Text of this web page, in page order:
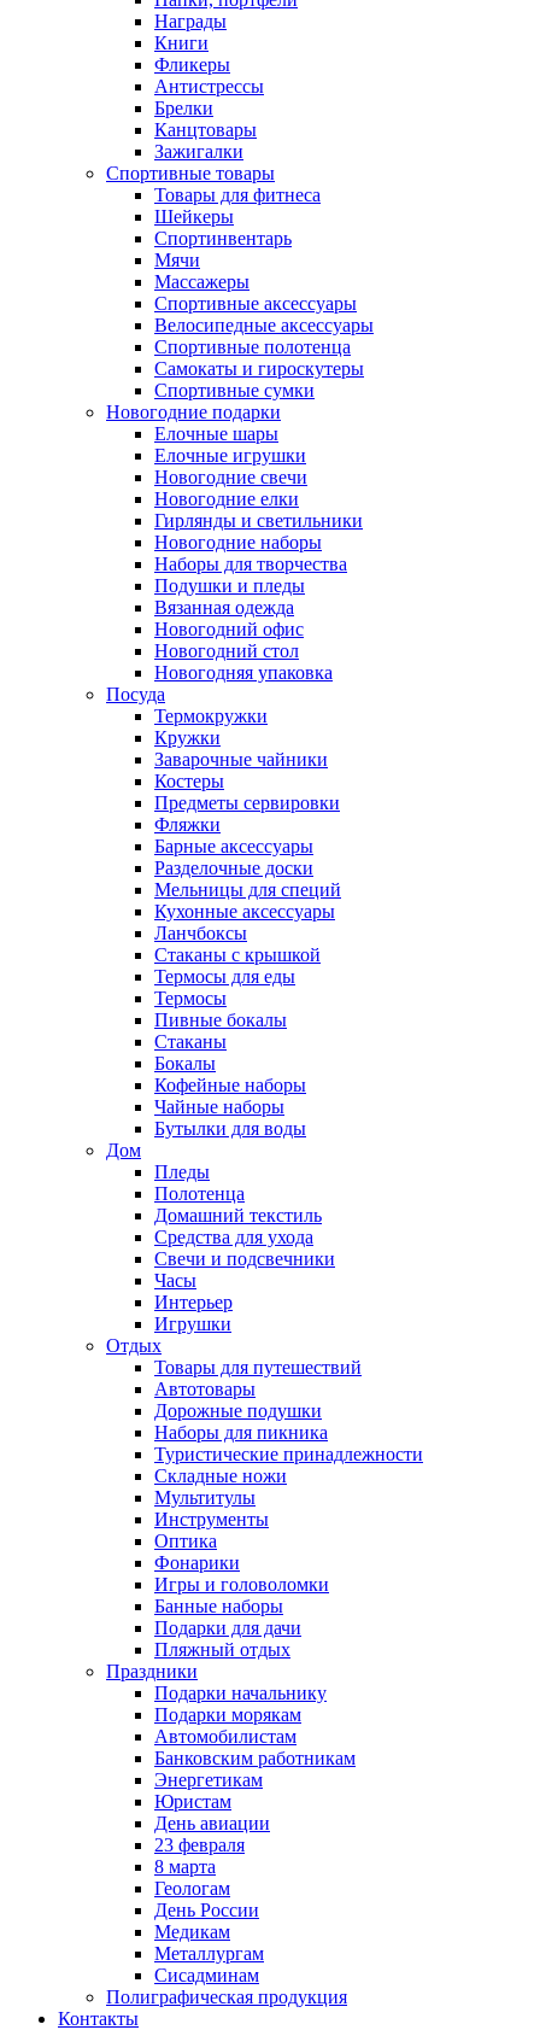
Награды
Книги
Фликеры
Антистрессы
Брелки
Канцтовары
Зажигалки
Спортивные товары
Товары для фитнеса
Шейкеры
Спортинвентарь
Мячи
Массажеры
Спортивные аксессуары
Велосипедные аксессуары
Спортивные полотенца
Самокаты и гироскутеры
Спортивные сумки
Новогодние подарки
Елочные шары
Елочные игрушки
Новогодние свечи
Новогодние елки
Гирлянды и светильники
Новогодние наборы
Наборы для творчества
Подушки и пледы
Вязанная одежда
Новогодний офис
Новогодний стол
Новогодняя упаковка
Посуда
Термокружки
Кружки
Заварочные чайники
Костеры
Предметы сервировки
Фляжки
Барные аксессуары
Разделочные доски
Мельницы для специй
Кухонные аксессуары
Ланчбоксы
Стаканы с крышкой
Термосы для еды
Термосы
Пивные бокалы
Стаканы
Бокалы
Кофейные наборы
Чайные наборы
Бутылки для воды
Дом
Пледы
Полотенца
Домашний текстиль
Средства для ухода
Свечи и подсвечники
Часы
Интерьер
Игрушки
Отдых
Товары для путешествий
Автотовары
Дорожные подушки
Наборы для пикника
Туристические принадлежности
Складные ножи
Мультитулы
Инструменты
Оптика
Фонарики
Игры и головоломки
Банные наборы
Подарки для дачи
Пляжный отдых
Праздники
Подарки начальнику
Подарки морякам
Автомобилистам
Банковским работникам
Энергетикам
Юристам
День авиации
23 февраля
8 марта
Геологам
День России
Медикам
Металлургам
Сисадминам
Полиграфическая продукция
Контакты